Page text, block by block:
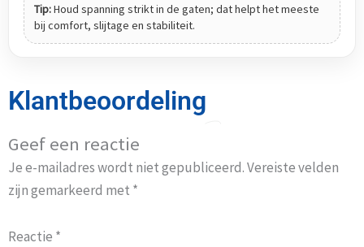
Tip:Houd spanning strikt in de gaten; dat helpt het meeste
bij comfort, slijtage en stabiliteit.
Klantbeoordeling
Geef een reactie
Je e-mailadres wordt niet gepubliceerd.Vereiste velden
zijn gemarkeerd met *
Reactie *